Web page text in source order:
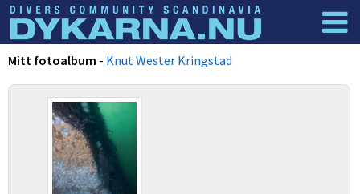
Dyknyheter
Mitt fotoalbum - Knut Wester Kringstad